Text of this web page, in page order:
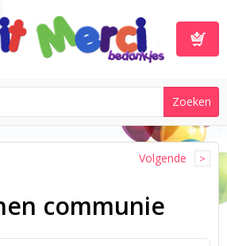
Volgende
communie